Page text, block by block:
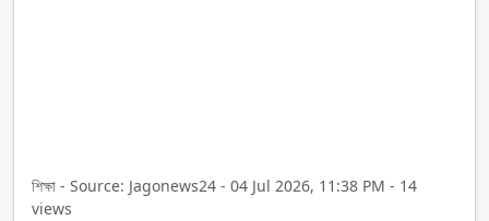
শিক্ষা - Source: Jagonews24 - 04 Jul 2026, 11:38 PM - 14
views